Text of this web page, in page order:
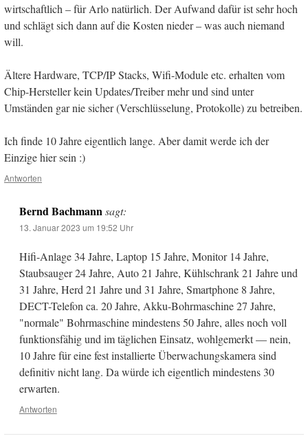
wirtschaftlich – für Arlo natürlich. Der Aufwand dafür ist sehr hoch
und schlägt sich dann auf die Kosten nieder – was auch niemand
will.
Ältere Hardware, TCP/IP Stacks, Wifi-Module etc. erhalten vom
Chip-Hersteller kein Updates/Treiber mehr und sind unter
Umständen gar nie sicher (Verschlüsselung, Protokolle) zu betreiben.
Ich finde 10 Jahre eigentlich lange. Aber damit werde ich der
Einzige hier sein :)
Antworten
Bernd Bachmann sagt:
13. Januar 2023 um 19:52 Uhr
Hifi-Anlage 34 Jahre, Laptop 15 Jahre, Monitor 14 Jahre,
Staubsauger 24 Jahre, Auto 21 Jahre, Kühlschrank 21 Jahre und
31 Jahre, Herd 21 Jahre und 31 Jahre, Smartphone 8 Jahre,
DECT-Telefon ca. 20 Jahre, Akku-Bohrmaschine 27 Jahre,
"normale" Bohrmaschine mindestens 50 Jahre, alles noch voll
funktionsfähig und im täglichen Einsatz, wohlgemerkt — nein,
10 Jahre für eine fest installierte Überwachungskamera sind
definitiv nicht lang. Da würde ich eigentlich mindestens 30
erwarten.
Antworten